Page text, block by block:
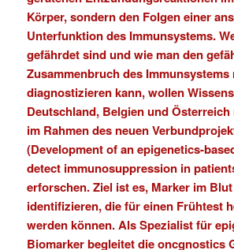
Körper, sondern den Folgen einer
Unterfunktion des Immunsystems.
gefährdet sind und wie man den
Zusammenbruch des
diagnostizieren kann, wollen
Deutschland, Belgien und Österreich
im Rahmen des neuen
(Development of an epigenetics-
detect immunosuppression in
erforschen. Ziel ist es, Marker im
identifizieren, die für einen Frühtest
werden können. Als Spezialist für
Biomarker begleitet die oncgnostics